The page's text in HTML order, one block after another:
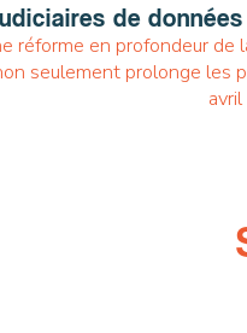
de
réforme en profondeur
seulement prolonge les